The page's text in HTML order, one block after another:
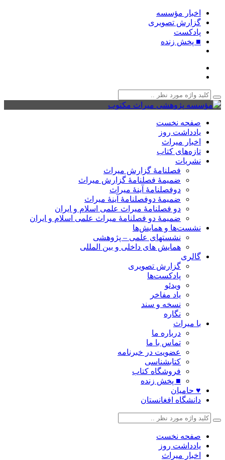
اخبار مؤسسه
گزارش تصویری
پادکست‌
■ پخش زنده
صفحه نخست
یادداشت روز
اخبار میراث
تازه‌های کتاب
نشریات
فصلنامۀ گزارش میراث
ضمیمۀ فصلنامۀ گزارش میراث
دوفصلنامۀ آینۀ میراث
ضمیمۀ دوفصلنامۀ آینۀ میراث
دو فصلنامۀ میراث علمی اسلام و ایران
ضمیمۀ دو فصلنامۀ میراث علمی اسلام و ایران
نشست‌ها و همایش‌ها
نشستهای علمی – پژوهشی
همایش های داخلی و بین المللی
گالری
گزارش تصویری
پادکست‌ها
ویدئو
یاد مفاخر
نسخه و سند
نگاره
با میراث
درباره ما
تماس با ما
عضویت در خبرنامه
کتابشناسی
فروشگاه کتاب
■ پخش زنده
♥ حامیان
دانشگاه افغانستان
صفحه نخست
یادداشت روز
اخبار میراث